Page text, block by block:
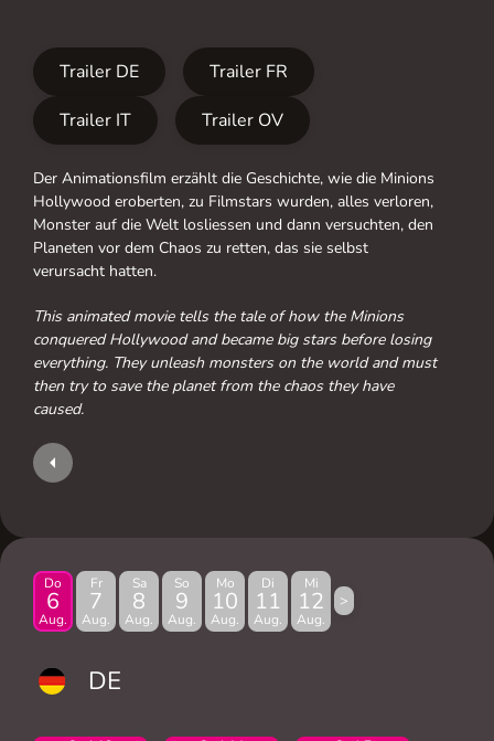
Trailer DE
Trailer FR
Trailer IT
Trailer OV
Der Animationsfilm erzählt die Geschichte, wie die Minions
Hollywood eroberten, zu Filmstars wurden, alles verloren,
Monster auf die Welt losliessen und dann versuchten, den
Planeten vor dem Chaos zu retten, das sie selbst
verursacht hatten.
This animated movie tells the tale of how the Minions
conquered Hollywood and became big stars before losing
everything. They unleash monsters on the world and must
then try to save the planet from the chaos they have
caused.
Do
6
Aug.
Fr
7
Aug.
Sa
8
Aug.
So
9
Aug.
Mo
10
Aug.
Di
11
Aug.
Mi
12
Aug.
>
DE